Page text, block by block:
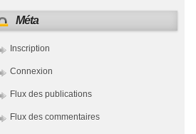
Méta
Inscription
Connexion
Flux des publications
Flux des commentaires